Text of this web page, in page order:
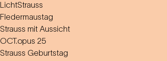
LichtStrauss
Fledermaustag
Strauss mit Aussicht
OCT.opus 25
Strauss Geburtstag